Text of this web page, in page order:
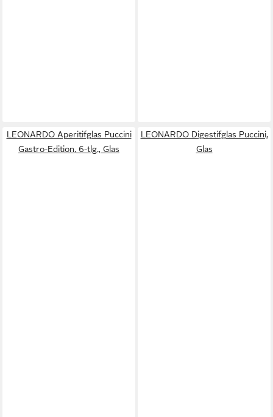
LEONARDO Aperitifglas Puccini
Gastro-Edition, 6-tlg., Glas
LEONARDO Digestifglas Puccini,
Glas